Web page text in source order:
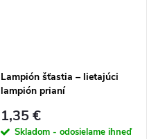
Lampión šťastia – lietajúci
lampión prianí
1,35 €
Skladom - odosielame ihneď